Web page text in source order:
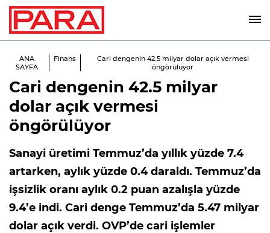
ANA
SAYFA
Finans
Cari dengenin 42.5 milyar dolar açık vermesi
öngörülüyor
Cari dengenin 42.5 milyar
dolar açık vermesi
öngörülüyor
Sanayi üretimi Temmuz’da yıllık yüzde 7.4
artarken, aylık yüzde 0.4 daraldı. Temmuz’da
işsizlik oranı aylık 0.2 puan azalışla yüzde
9.4’e indi. Cari denge Temmuz’da 5.47 milyar
dolar açık verdi. OVP’de cari işlemler